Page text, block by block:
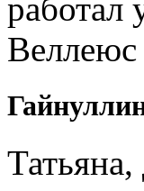
работал
Веллеюс